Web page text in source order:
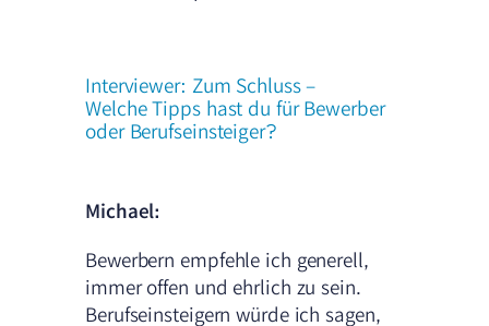
Interviewer: Zum Schluss –
Welche Tipps hast du für Bewerber
oder Berufseinsteiger?
Michael:
Bewerbern empfehle ich generell,
immer offen und ehrlich zu sein.
Berufseinsteigern würde ich sagen,